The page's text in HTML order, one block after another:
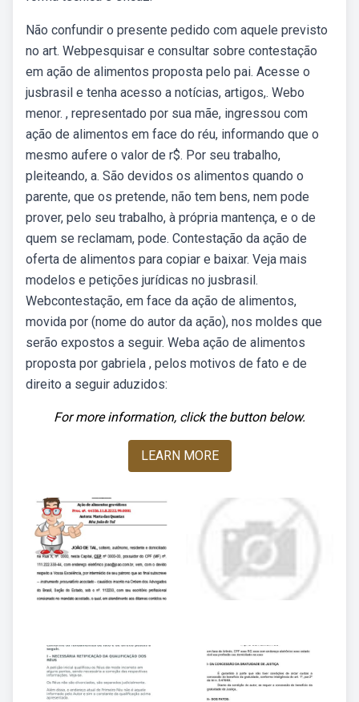
Não confundir o presente pedido com aquele previsto
no art. Webpesquisar e consultar sobre contestação
em ação de alimentos proposta pelo pai. Acesse o
jusbrasil e tenha acesso a notícias, artigos,. Webo
menor. , representado por sua mãe, ingressou com
ação de alimentos em face do réu, informando que o
mesmo aufere o valor de r$. Por seu trabalho,
pleiteando, a. São devidos os alimentos quando o
parente, que os pretende, não tem bens, nem pode
prover, pelo seu trabalho, à própria mantença, e o de
quem se reclamam, pode. Contestação da ação de
oferta de alimentos para copiar e baixar. Veja mais
modelos e petições jurídicas no jusbrasil.
Webcontestação, em face da ação de alimentos,
movida por (nome do autor da ação), nos moldes que
serão expostos a seguir. Weba ação de alimentos
proposta por gabriela , pelos motivos de fato e de
direito a seguir aduzidos:
For more information, click the button below.
LEARN MORE